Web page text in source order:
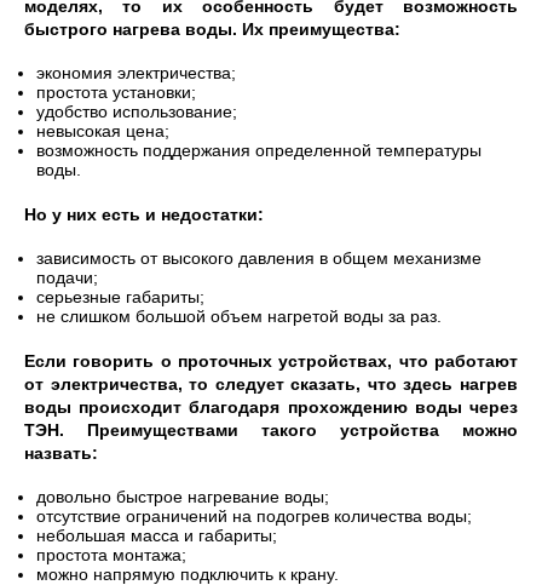
моделях, то их особенность будет возможность
быстрого нагрева воды. Их преимущества:
экономия электричества;
простота установки;
удобство использование;
невысокая цена;
возможность поддержания определенной температуры
воды.
Но у них есть и недостатки:
зависимость от высокого давления в общем механизме
подачи;
серьезные габариты;
не слишком большой объем нагретой воды за раз.
Если говорить о проточных устройствах, что работают
от электричества, то следует сказать, что здесь нагрев
воды происходит благодаря прохождению воды через
ТЭН. Преимуществами такого устройства можно
назвать:
довольно быстрое нагревание воды;
отсутствие ограничений на подогрев количества воды;
небольшая масса и габариты;
простота монтажа;
можно напрямую подключить к крану.